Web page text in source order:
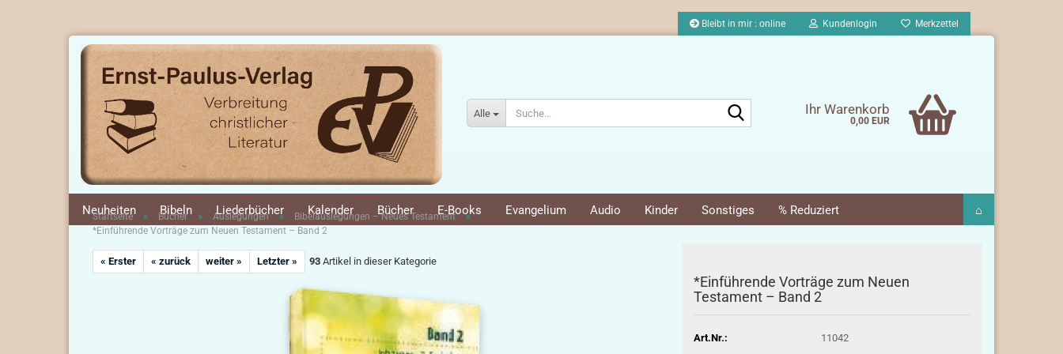
Bleibt in mir : online Kundenlogin Merkzettel
Alle Ihr Warenkorb
0,00 EUR
Neuheiten Bibeln Liederbücher Kalender Bücher E-Books Evangelium Audio Kinder Sonstiges % Reduziert ⌂
Startseite » Bücher » Auslegungen » Bibelauslegungen – Neues Testament »
*Einführende Vorträge zum Neuen Testament – Band 2
« Erster « zurück weiter » Letzter » 93 Artikel in dieser Kategorie
*Einführende Vorträge zum Neuen
Testament – Band 2
Art.Nr.:
11042